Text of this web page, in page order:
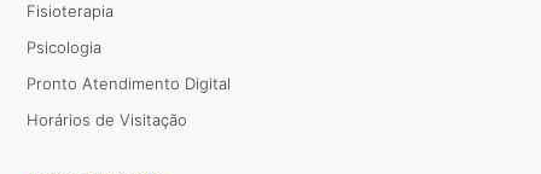
Fisioterapia
Psicologia
Pronto Atendimento Digital
Horários de Visitação